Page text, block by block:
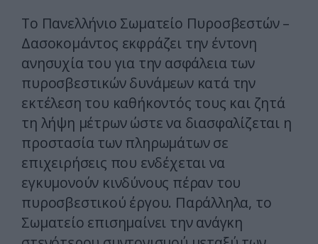
Το Πανελλήνιο Σωματείο Πυροσβεστών –
Δασοκομάντος εκφράζει την έντονη
ανησυχία του για την ασφάλεια των
πυροσβεστικών δυνάμεων κατά την
εκτέλεση του καθήκοντός τους και ζητά
τη λήψη μέτρων ώστε να διασφαλίζεται η
προστασία των πληρωμάτων σε
επιχειρήσεις που ενδέχεται να
εγκυμονούν κινδύνους πέραν του
πυροσβεστικού έργου. Παράλληλα, το
Σωματείο επισημαίνει την ανάγκη